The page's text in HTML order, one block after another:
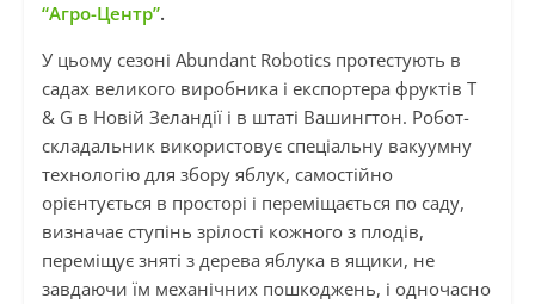
“Агро-Центр”.
У цьому сезоні Abundant Robotics протестують в
садах великого виробника і експортера фруктів T
& G в Новій Зеландії і в штаті Вашингтон. Робот-
складальник використовує спеціальну вакуумну
технологію для збору яблук, самостійно
орієнтується в просторі і переміщається по саду,
визначає ступінь зрілості кожного з плодів,
переміщує зняті з дерева яблука в ящики, не
завдаючи їм механічних пошкоджень, і одночасно